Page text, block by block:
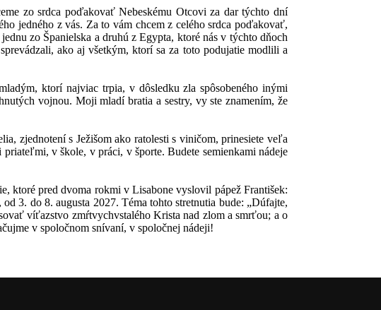
zo srdca poďakovať Nebeskému Otcovi za dar týchto dní
jedného z vás. Za to vám chcem z celého srdca poďakovať,
zo Španielska a druhú z Egypta, ktoré nás v týchto dňoch
ako aj všetkým, ktorí sa za toto podujatie modlili a
ktorí najviac trpia, v dôsledku zla spôsobeného inými
vojnou. Moji mladí bratia a sestry, vy ste znamením, že
zjednotení s Ježišom ako ratolesti s viničom, prinesiete veľa
v škole, v práci, v športe. Budete semienkami nádeje
ktoré pred dvoma rokmi v Lisabone vyslovil pápež František:
3. do 8. augusta 2027. Téma tohto stretnutia bude: „Dúfajte,
víťazstvo zmŕtvychvstalého Krista nad zlom a smrťou; a o
v spoločnom snívaní, v spoločnej nádeji!